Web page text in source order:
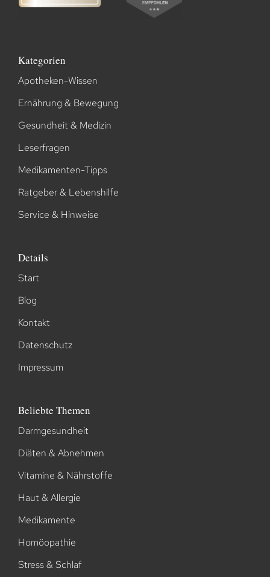
Kategorien
Apotheken-Wissen
Ernährung & Bewegung
Gesundheit & Medizin
Leserfragen
Medikamenten-Tipps
Ratgeber & Lebenshilfe
Service & Hinweise
Details
Start
Blog
Kontakt
Datenschutz
Impressum
Beliebte Themen
Darmgesundheit
Diäten & Abnehmen
Vitamine & Nährstoffe
Haut & Allergie
Medikamente
Homöopathie
Stress & Schlaf